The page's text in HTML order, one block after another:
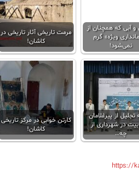
آبی که همچنان از
ویژه» گرم
نمی‌شود!
مرمت تاریخی آثار تاریخی در
کاشان!
تجلیل از پیرغلامان
در شهرداری از
چه…
کارتن خوابی در مرکز تاریخی
کاشان!
https://